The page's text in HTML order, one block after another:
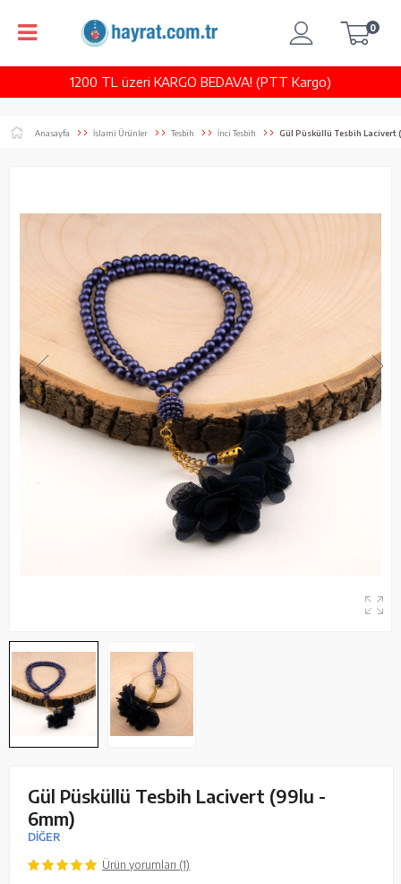
1200 TL üzeri KARGO BEDAVA! (PTT Kargo)
0
Anasayfa İslami Ürünler Tesbih İnci Tesbih Gül Püsküllü Tesbih
Gül Püsküllü Tesbih Lacivert (99lu -
6mm)
DİĞER
Ürün yorumları (1)